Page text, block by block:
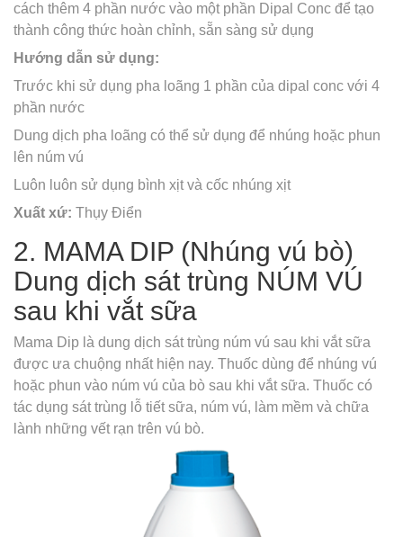
cách thêm 4 phần nước vào một phần Dipal Conc để tạo
thành công thức hoàn chỉnh, sẵn sàng sử dụng
Hướng dẫn sử dụng:
Trước khi sử dụng pha loãng 1 phần của dipal conc với 4
phần nước
Dung dịch pha loãng có thể sử dụng để nhúng hoặc phun
lên núm vú
Luôn luôn sử dụng bình xịt và cốc nhúng xịt
Xuất xứ: Thụy Điển
2. MAMA DIP (Nhúng vú bò)
Dung dịch sát trùng NÚM VÚ
sau khi vắt sữa
Mama Dip là dung dịch sát trùng núm vú sau khi vắt sữa
được ưa chuộng nhất hiện nay. Thuốc dùng để nhúng vú
hoặc phun vào núm vú của bò sau khi vắt sữa. Thuốc có
tác dụng sát trùng lỗ tiết sữa, núm vú, làm mềm và chữa
lành những vết rạn trên vú bò.